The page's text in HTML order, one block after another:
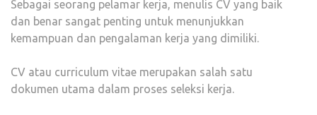
Sebagai seorang pelamar kerja, menulis CV yang baik
dan benar sangat penting untuk menunjukkan
kemampuan dan pengalaman kerja yang dimiliki.
CV atau curriculum vitae merupakan salah satu
dokumen utama dalam proses seleksi kerja.